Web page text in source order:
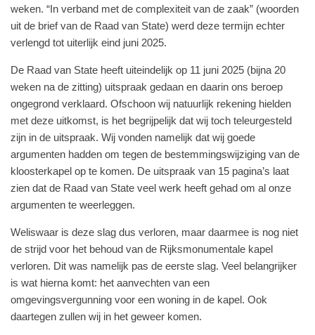
weken. “In verband met de complexiteit van de zaak” (woorden
uit de brief van de Raad van State) werd deze termijn echter
verlengd tot uiterlijk eind juni 2025.
De Raad van State heeft uiteindelijk op 11 juni 2025 (bijna 20
weken na de zitting) uitspraak gedaan en daarin ons beroep
ongegrond verklaard. Ofschoon wij natuurlijk rekening hielden
met deze uitkomst, is het begrijpelijk dat wij toch teleurgesteld
zijn in de uitspraak. Wij vonden namelijk dat wij goede
argumenten hadden om tegen de bestemmingswijziging van de
kloosterkapel op te komen. De uitspraak van 15 pagina’s laat
zien dat de Raad van State veel werk heeft gehad om al onze
argumenten te weerleggen.
Weliswaar is deze slag dus verloren, maar daarmee is nog niet
de strijd voor het behoud van de Rijksmonumentale kapel
verloren. Dit was namelijk pas de eerste slag. Veel belangrijker
is wat hierna komt: het aanvechten van een
omgevingsvergunning voor een woning in de kapel. Ook
daartegen zullen wij in het geweer komen.